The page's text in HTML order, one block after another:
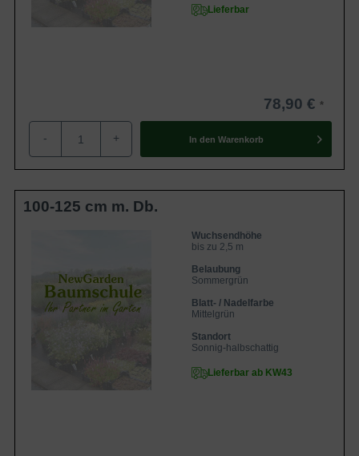
Lieferbar
78,90 €
- + In den Warenkorb
100-125 cm m. Db.
Wuchsendhöhe
bis zu 2,5 m
Belaubung
Sommergrün
Blatt- / Nadelfarbe
Mittelgrün
Standort
Sonnig-halbschattig
Lieferbar ab KW43